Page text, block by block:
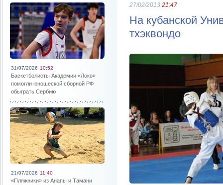
31/07/2026 10:52
Баскетболисты Академии «Локо»
помогли юношеской сборной РФ
обыграть Сербию
21/07/2026 11:40
«Пляжники» из Анапы и Тамани
27/02/2013 21:47
На кубанской
тхэквондо